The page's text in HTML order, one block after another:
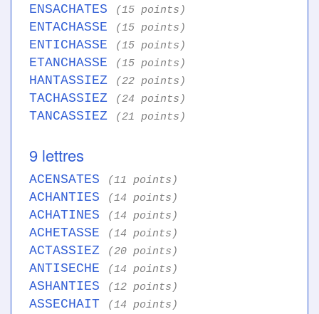
ENSACHATES (15 points)
ENTACHASSE (15 points)
ENTICHASSE (15 points)
ETANCHASSE (15 points)
HANTASSIEZ (22 points)
TACHASSIEZ (24 points)
TANCASSIEZ (21 points)
9 lettres
ACENSATES (11 points)
ACHANTIES (14 points)
ACHATINES (14 points)
ACHETASSE (14 points)
ACTASSIEZ (20 points)
ANTISECHE (14 points)
ASHANTIES (12 points)
ASSECHAIT (14 points)